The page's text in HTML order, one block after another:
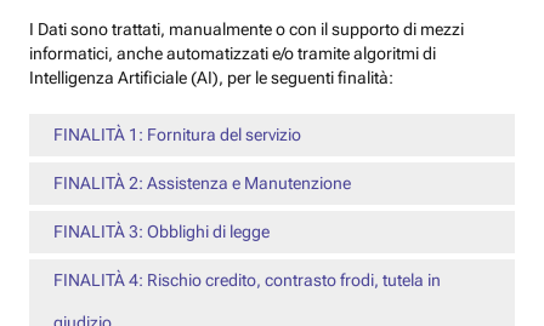
I Dati sono trattati, manualmente o con il supporto di mezzi
informatici, anche automatizzati e/o tramite algoritmi di
Intelligenza Artificiale (AI), per le seguenti finalità:
FINALITÀ 1: Fornitura del servizio
FINALITÀ 2: Assistenza e Manutenzione
FINALITÀ 3: Obblighi di legge
FINALITÀ 4: Rischio credito, contrasto frodi, tutela in